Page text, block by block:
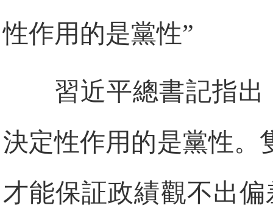
性作用的是黨性”
習近平總書記指
決定性作用的是黨性。
才能保証政績觀不出